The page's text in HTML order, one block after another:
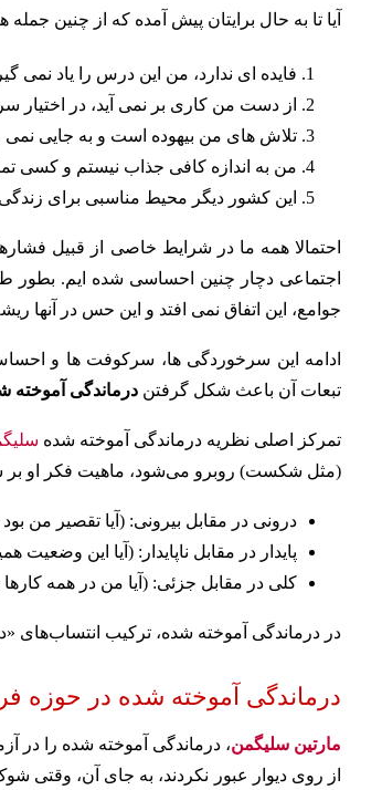
آیا تا به حال برایتان پیش آمده که از چنین جمله
فایده ای ندارد، من این درس را یاد نمی
از دست من کاری بر نمی آید، در اختیار
تلاش های من بیهوده است و به جایی
من به اندازه کافی جذاب نیستم و کسی
این کشور دیگر محیط مناسبی برای
احتمالا همه ما در شرایط خاصی از قبیل
اجتماعی دچار چنین احساسی شده ایم. بطور
جوامع، این اتفاق نمی افتد و این حس در آنها
ادامه این سرخوردگی ها، سرکوفت ها و
تبعات آن باعث شکل گرفتن درماندگی آموخته
تمرکز اصلی نظریه درماندگی آموخته شده
(مثل شکست) روبرو می‌شود، ماهیت فکر او بر
درونی در مقابل بیرونی: (آیا تقصیر من
پایدار در مقابل ناپایدار: (آیا این
کلی در مقابل جزئی: (آیا من در همه
در درماندگی آموخته شده، ترکیب انتساب‌های
درماندگی آموخته شده در حوزه
مارتین سلیگمن، درماندگی آموخته شده را در
از روی دیوار عبور نکردند، به جای آن، وقتی